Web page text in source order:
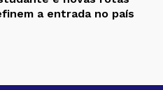
a entrada no país